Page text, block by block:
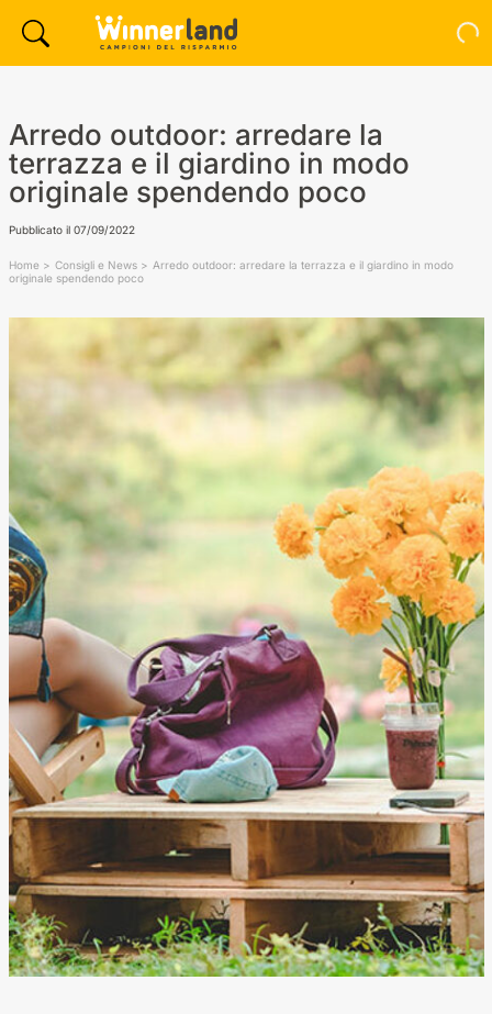
Arredo outdoor: arredare la
terrazza e il giardino in modo
originale spendendo poco
Pubblicato il 07/09/2022
Home Consigli e News
Arredo outdoor: arredare la terrazza e il giardino in modo
originale spendendo poco